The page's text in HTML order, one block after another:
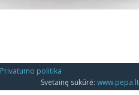
Privatumo politika
Svetainę sukūrė: www.pepa.lt